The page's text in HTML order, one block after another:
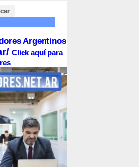
Argentinos
Click aquí para